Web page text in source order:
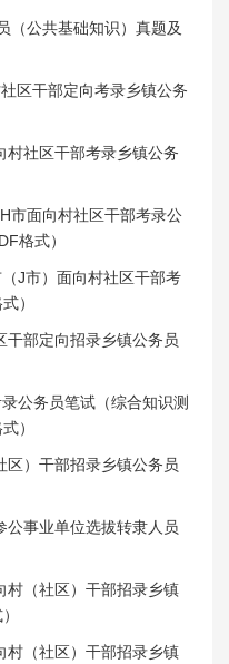
公共基础知识）真题及
干部定向考录乡镇公务
社区干部考录乡镇公务
面向村社区干部考录公
格式）
J市）面向村社区干部考
）
部定向招录乡镇公务员
务员笔试（综合知识测
）
）干部招录乡镇公务员
事业单位选拔转隶人员
（社区）干部招录乡镇
（社区）干部招录乡镇